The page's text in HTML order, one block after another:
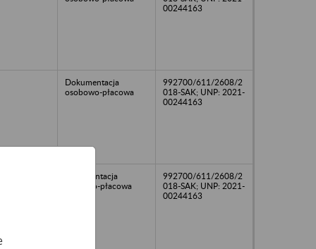
00244163
Dokumentacja
osobowo-płacowa
992700/611/2608/2
018-SAK; UNP: 2021-
00244163
dokumentacja
kadrowo-płacowa
992700/611/2608/2
018-SAK; UNP: 2021-
00244163